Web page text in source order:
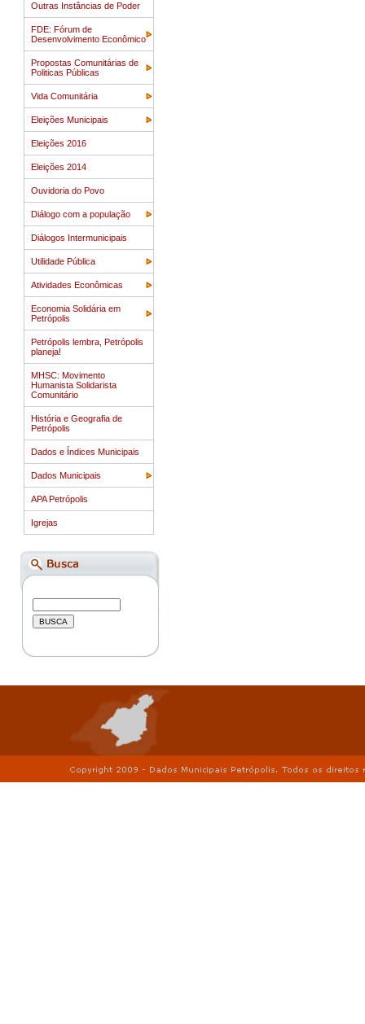
Outras Instâncias de Poder
FDE: Fórum de
Desenvolvimento Econômico
Propostas Comunitárias de
Politicas Públicas
Vida Comunitária
Eleições Municipais
Eleições 2016
Eleições 2014
Ouvidoria do Povo
Diálogo com a população
Diálogos Intermunicipais
Utilidade Pública
Atividades Econômicas
Economia Solidária em
Petrópolis
Petrópolis lembra, Petrópolis
planeja!
MHSC: Movimento
Humanista Solidarista
Comunitário
História e Geografia de
Petrópolis
Dados e Índices Municipais
Dados Municipais
APA Petrópolis
Igrejas